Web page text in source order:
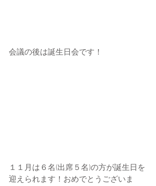
会議の後は誕生日会です！
１１月は６名(出席５名)の方が誕生日を
迎えられます！おめでとうございま